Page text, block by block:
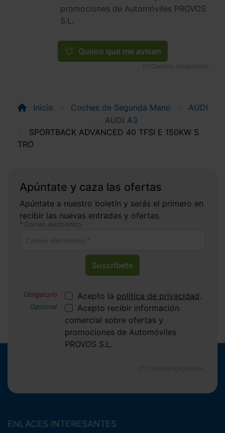
promociones de Automóviles PROVOS
S.L.
Quiero que me avisen
Inicio Coches de Segunda Mano
AUDI
AUDI A3
SPORTBACK ADVANCED 40 TFSI E 150KW S
TRO
Apúntate y caza las ofertas
Apúntate a nuestro boletín y serás el primero en
recibir las nuevas entradas y ofertas.
Correo electrónico
Suscríbete
Acepto la política de privacidad.
Acepto recibir información
comercial sobre ofertas y
promociones de Automóviles
PROVOS S.L.
ENLACES INTERESANTES